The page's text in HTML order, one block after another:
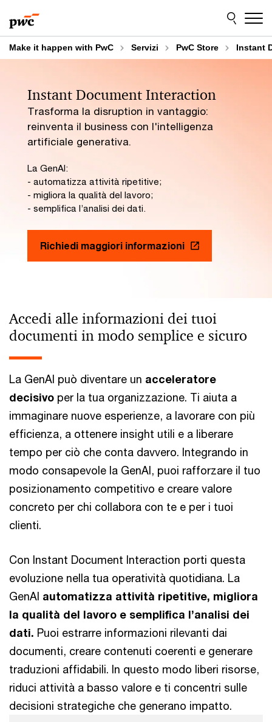
to
content
to
footer
Make it happen with PwC Servizi PwC Store Instant
Trasforma la disruption in vantaggio:
reinventa il business con l'intelligenza
artificiale generativa.
Instant Document Interaction
La GenAI:
- automatizza attività ripetitive;
- migliora la qualità del lavoro;
- semplifica l’analisi dei dati.
Richiedi maggiori informazioni
Naviga tra i contenuti
Accedi alle informazioni dei tuoi
documenti in modo semplice e sicuro
La GenAI può diventare un acceleratore
decisivo per la tua organizzazione. Ti aiuta a
immaginare nuove esperienze, a lavorare con più
efficienza, a ottenere insight utili e a liberare
tempo per ciò che conta davvero. Integrando in
modo consapevole la GenAI, puoi rafforzare il tuo
posizionamento competitivo e creare valore
concreto per chi collabora con te e per i tuoi
clienti.
Con Instant Document Interaction porti questa
evoluzione nella tua operatività quotidiana. La
GenAI automatizza attività ripetitive, migliora
la qualità del lavoro e semplifica l’analisi dei
dati. Puoi estrarre informazioni rilevanti dai
documenti, creare contenuti coerenti e generare
traduzioni affidabili. In questo modo liberi risorse,
riduci attività a basso valore e ti concentri sulle
decisioni strategiche che generano impatto.